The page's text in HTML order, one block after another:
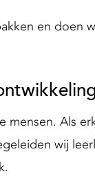
en doen
mensen. Als
wij